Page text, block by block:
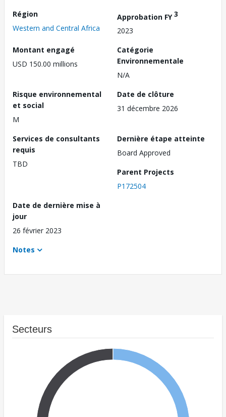
Région
Western and Central Africa
Approbation FY3
2023
Montant engagé
USD 150.00 millions
Catégorie
Environnementale
N/A
Risque environnemental
et social
M
Date de clôture
31 décembre 2026
Services de consultants
requis
TBD
Dernière étape atteinte
Board Approved
Parent Projects
P172504
Date de dernière mise à
jour
26 février 2023
Notes
Secteurs